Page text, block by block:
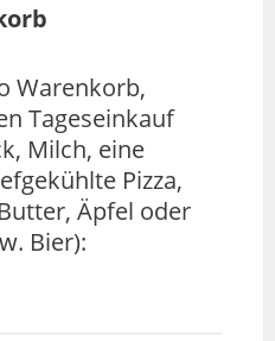
Warenkorb,
Tageseinkauf
Milch, eine
Pizza,
Äpfel oder
Bier):